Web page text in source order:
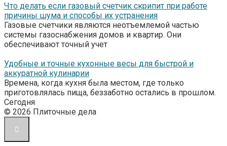
Что делать если газовый счетчик скрипит при работе
причины шума и способы их устранения
Газовые счетчики являются неотъемлемой частью
системы газоснабжения домов и квартир. Они
обеспечивают точный учет
Удобные и точные кухонные весы для быстрой и
аккуратной кулинарии
Времена, когда кухня была местом, где только
приготовлялась пища, беззаботно остались в прошлом.
Сегодня
© 2026 Плиточные дела